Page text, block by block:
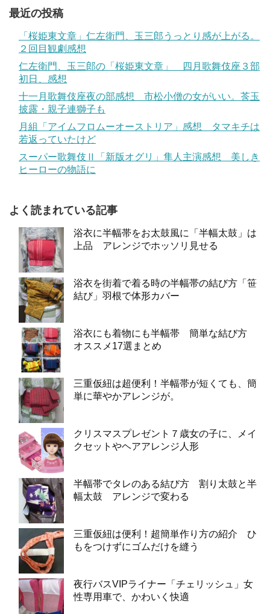
最近の投稿
「桜姫東文章」仁左衛門、玉三郎うっとり感が上がる。
２回目観劇感想
仁左衛門、玉三郎の「桜姫東文章」 四月歌舞伎座３部
初日、感想
十一月歌舞伎座夜の部感想 市松小僧の女がいい。莟玉
披露・親子連獅子も
月組「アイムフロムーオーストリア」感想 タマキチは
若返っていたけど
スーパー歌舞伎Ⅱ「新版オグリ」隼人主演感想 美しき
ヒーローの物語に
よく読まれている記事
浴衣に半幅帯をお太鼓風に「半幅太鼓」は
上品 アレンジでホッソリ見せる
浴衣を街着で着る時の半幅帯の結び方「笹
結び」羽根で体形カバー
浴衣にも着物にも半幅帯 簡単な結び方
オススメ17選まとめ
三重仮紐は超便利！半幅帯が短くても、簡
単に華やかアレンジが。
クリスマスプレゼント７歳女の子に、メイ
クセットやヘアアレンジ人形
半幅帯でタレのある結び方 割り太鼓と半
幅太鼓 アレンジで変わる
三重仮紐は便利！超簡単作り方の紹介 ひ
もをつけずにゴムだけを縫う
夜行バスVIPライナー「チェリッシュ」女
性専用車で、かわいく快適